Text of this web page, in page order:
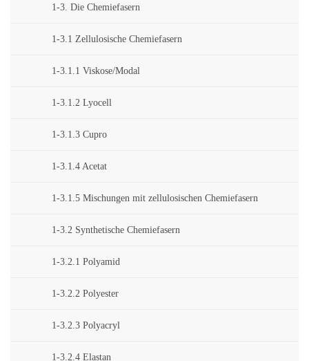
1-3. Die Chemiefasern
1-3.1 Zellulosische Chemiefasern
1-3.1.1 Viskose/Modal
1-3.1.2 Lyocell
1-3.1.3 Cupro
1-3.1.4 Acetat
1-3.1.5 Mischungen mit zellulosischen Chemiefasern
1-3.2 Synthetische Chemiefasern
1-3.2.1 Polyamid
1-3.2.2 Polyester
1-3.2.3 Polyacryl
1-3.2.4 Elastan